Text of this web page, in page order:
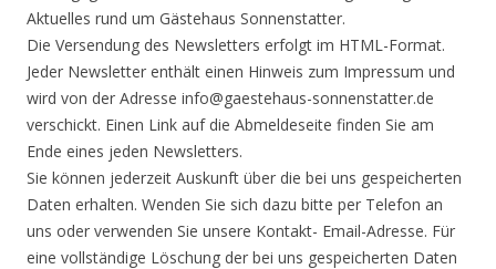
Aktuelles rund um Gästehaus Sonnenstatter.
Die Versendung des Newsletters erfolgt im HTML-Format.
Jeder Newsletter enthält einen Hinweis zum Impressum und
wird von der Adresse info@gaestehaus-sonnenstatter.de
verschickt. Einen Link auf die Abmeldeseite finden Sie am
Ende eines jeden Newsletters.
Sie können jederzeit Auskunft über die bei uns gespeicherten
Daten erhalten. Wenden Sie sich dazu bitte per Telefon an
uns oder verwenden Sie unsere Kontakt- Email-Adresse. Für
eine vollständige Löschung der bei uns gespeicherten Daten